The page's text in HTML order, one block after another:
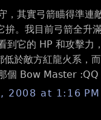
，其實弓箭瞄得準連
。我目前弓箭全升
到它的 HP 和攻擊力
低於敵方紅龍火系，
個 Bow Master :QQ
2008 at 1:16 PM